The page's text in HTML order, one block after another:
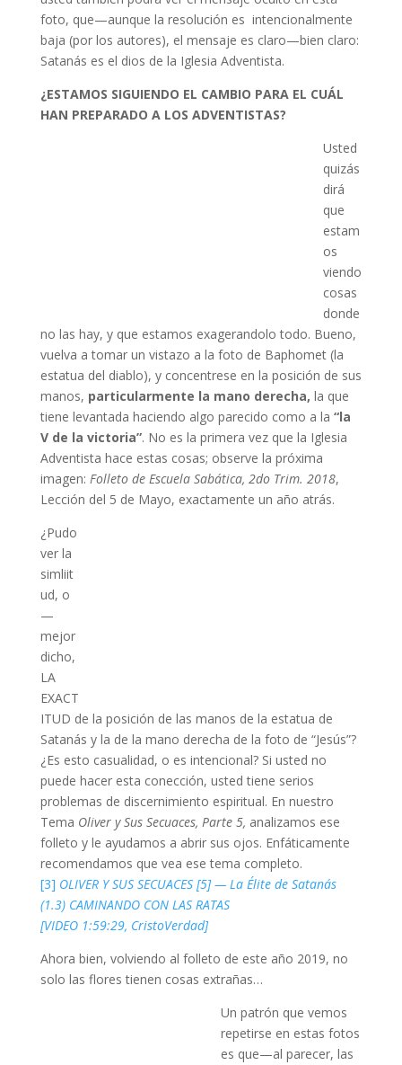
foto, que—aunque la resolución es intencionalmente
baja (por los autores), el mensaje es claro—bien claro:
Satanás es el dios de la Iglesia Adventista.
¿ESTAMOS SIGUIENDO EL CAMBIO PARA EL CUÁL
HAN PREPARADO A LOS ADVENTISTAS?
Usted
quizás
dirá
que
estam
os
viendo
cosas
donde
no las hay, y que estamos exagerandolo todo. Bueno,
vuelva a tomar un vistazo a la foto de Baphomet (la
estatua del diablo), y concentrese en la posición de sus
manos, particularmente la mano derecha, la que
tiene levantada haciendo algo parecido como a la “la
V de la victoria”. No es la primera vez que la Iglesia
Adventista hace estas cosas; observe la próxima
imagen: Folleto de Escuela Sabática, 2do Trim. 2018,
Lección del 5 de Mayo, exactamente un año atrás.
¿Pudo
ver la
simliit
ud, o
—
mejor
dicho,
LA
EXACT
ITUD de la posición de las manos de la estatua de
Satanás y la de la mano derecha de la foto de “Jesús”?
¿Es esto casualidad, o es intencional? Si usted no
puede hacer esta conección, usted tiene serios
problemas de discernimiento espiritual. En nuestro
Tema Oliver y Sus Secuaces, Parte 5, analizamos ese
folleto y le ayudamos a abrir sus ojos. Enfáticamente
recomendamos que vea ese tema completo.
[3] OLIVER Y SUS SECUACES [5] — La Élite de Satanás
(1.3) CAMINANDO CON LAS RATAS
[VIDEO 1:59:29, CristoVerdad]
Ahora bien, volviendo al folleto de este año 2019, no
solo las flores tienen cosas extrañas…
Un patrón que vemos
repetirse en estas fotos
es que—al parecer, las